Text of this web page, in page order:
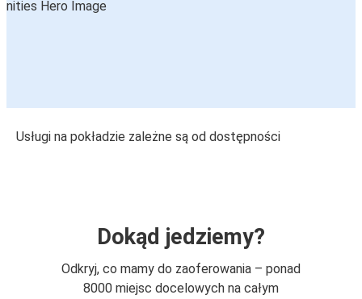
Usługi na pokładzie zależne są od dostępności
Dokąd jedziemy?
Odkryj, co mamy do zaoferowania – ponad
8000 miejsc docelowych na całym